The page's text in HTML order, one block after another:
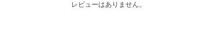
レビューはありません。